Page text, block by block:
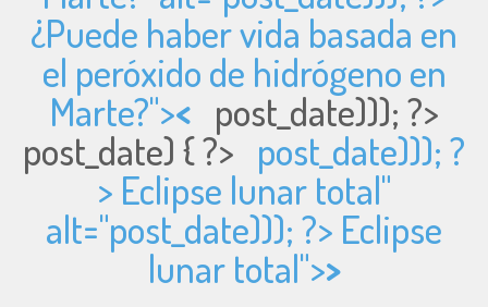
¿Puede haber vida basada en
el peróxido de hidrógeno en
Marte?">< post_date))); ?>
post_date) { ?> post_date))); ?
> Eclipse lunar total"
alt="post_date))); ?> Eclipse
lunar total">>